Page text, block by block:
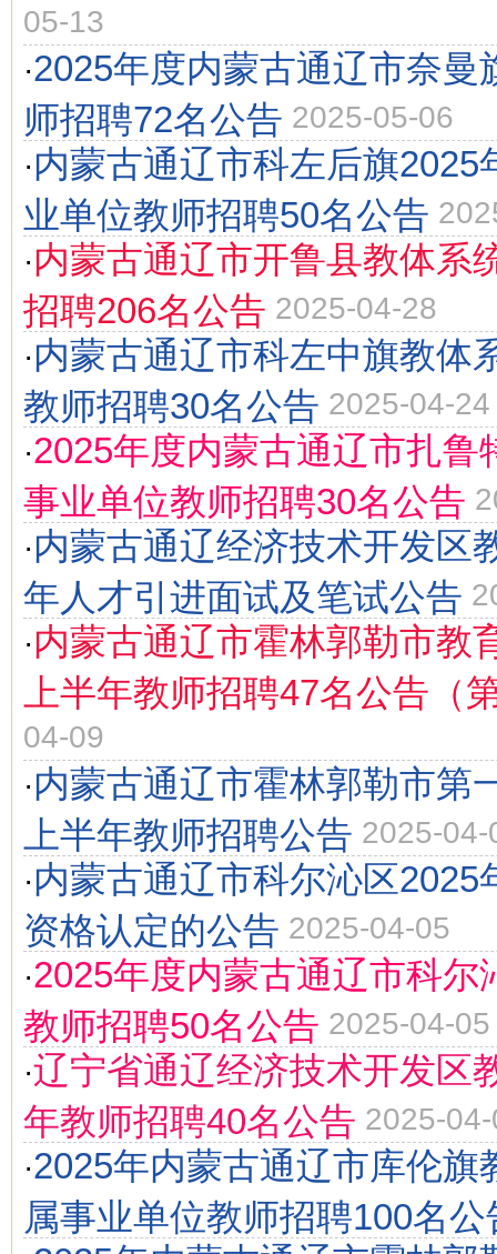
05-13
·2025年度内蒙古通辽市奈曼
师招聘72名公告 2025-05-06
·内蒙古通辽市科左后旗2025
业单位教师招聘50名公告
·内蒙古通辽市开鲁县教体系
招聘206名公告 2025-04-28
·内蒙古通辽市科左中旗教体
教师招聘30名公告 2025-04-24
·2025年度内蒙古通辽市扎鲁
事业单位教师招聘30名公告
·内蒙古通辽经济技术开发区
年人才引进面试及笔试公告
·内蒙古通辽市霍林郭勒市教
上半年教师招聘47名公告（
04-09
·内蒙古通辽市霍林郭勒市第
上半年教师招聘公告 2025-04-
·内蒙古通辽市科尔沁区2025
资格认定的公告 2025-04-05
·2025年度内蒙古通辽市科尔
教师招聘50名公告 2025-04-05
·辽宁省通辽经济技术开发区
年教师招聘40名公告 2025-
·2025年内蒙古通辽市库伦旗
属事业单位教师招聘100名公